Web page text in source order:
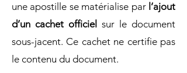
une apostille se matérialise par l’ajout
d’un cachet officiel sur le document
sous-jacent. Ce cachet ne certifie pas
le contenu du document.